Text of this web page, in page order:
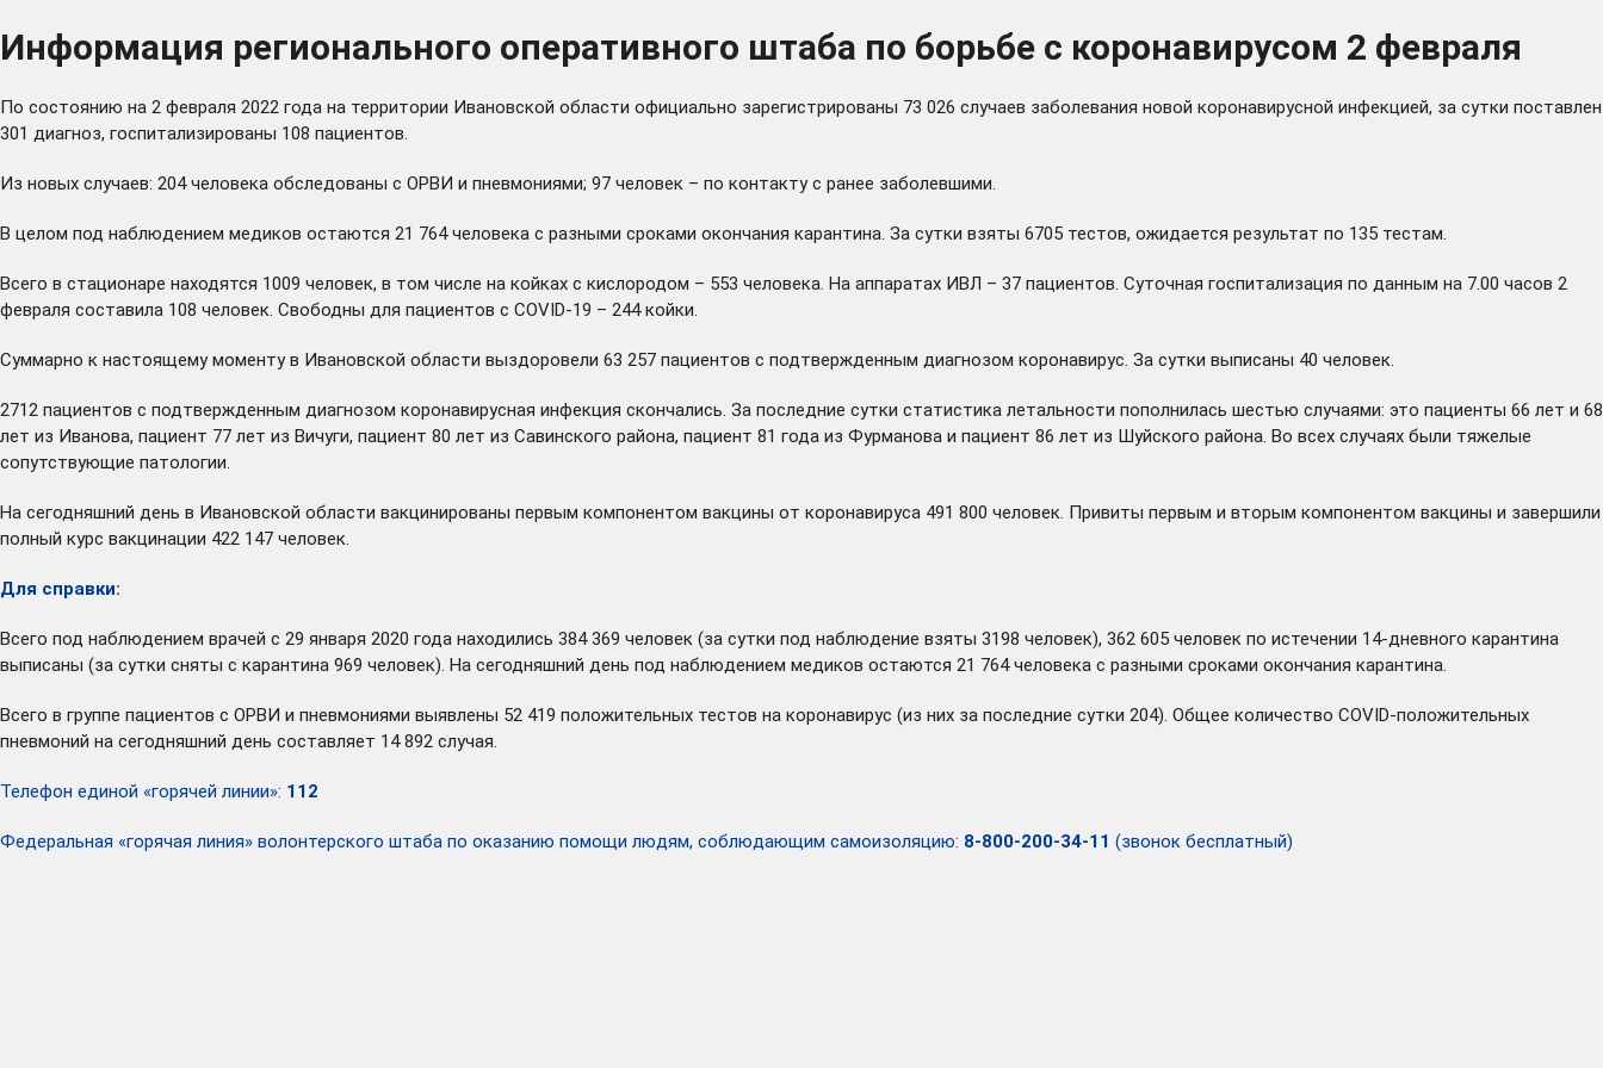
Информация регионального оперативного штаба по борьбе с коронавирусом 2 февраля
По состоянию на 2 февраля 2022 года на территории Ивановской области официально зарегистрированы 73 026 случаев заболевания новой коронавирусной инфекцией, за сутки поставлен
301 диагноз, госпитализированы 108 пациентов.
Из новых случаев: 204 человека обследованы с ОРВИ и пневмониями; 97 человек – по контакту с ранее заболевшими.
В целом под наблюдением медиков остаются 21 764 человека с разными сроками окончания карантина. За сутки взяты 6705 тестов, ожидается результат по 135 тестам.
Всего в стационаре находятся 1009 человек, в том числе на койках с кислородом – 553 человека. На аппаратах ИВЛ – 37 пациентов. Суточная госпитализация по данным на 7.00 часов 2
февраля составила 108 человек. Свободны для пациентов с COVID-19 – 244 койки.
Суммарно к настоящему моменту в Ивановской области выздоровели 63 257 пациентов с подтвержденным диагнозом коронавирус. За сутки выписаны 40 человек.
2712 пациентов с подтвержденным диагнозом коронавирусная инфекция скончались. За последние сутки статистика летальности пополнилась шестью случаями: это пациенты 66 лет и 68
лет из Иванова, пациент 77 лет из Вичуги, пациент 80 лет из Савинского района, пациент 81 года из Фурманова и пациент 86 лет из Шуйского района. Во всех случаях были тяжелые
сопутствующие патологии.
На сегодняшний день в Ивановской области вакцинированы первым компонентом вакцины от коронавируса 491 800 человек. Привиты первым и вторым компонентом вакцины и завершили
полный курс вакцинации 422 147 человек.
Для справки:
Всего под наблюдением врачей с 29 января 2020 года находились 384 369 человек (за сутки под наблюдение взяты 3198 человек), 362 605 человек по истечении 14-дневного карантина
выписаны (за сутки сняты с карантина 969 человек). На сегодняшний день под наблюдением медиков остаются 21 764 человека с разными сроками окончания карантина.
Всего в группе пациентов с ОРВИ и пневмониями выявлены 52 419 положительных тестов на коронавирус (из них за последние сутки 204). Общее количество COVID-положительных
пневмоний на сегодняшний день составляет 14 892 случая.
Телефон единой «горячей линии»: 112
Федеральная «горячая линия» волонтерского штаба по оказанию помощи людям, соблюдающим самоизоляцию: 8-800-200-34-11 (звонок бесплатный)